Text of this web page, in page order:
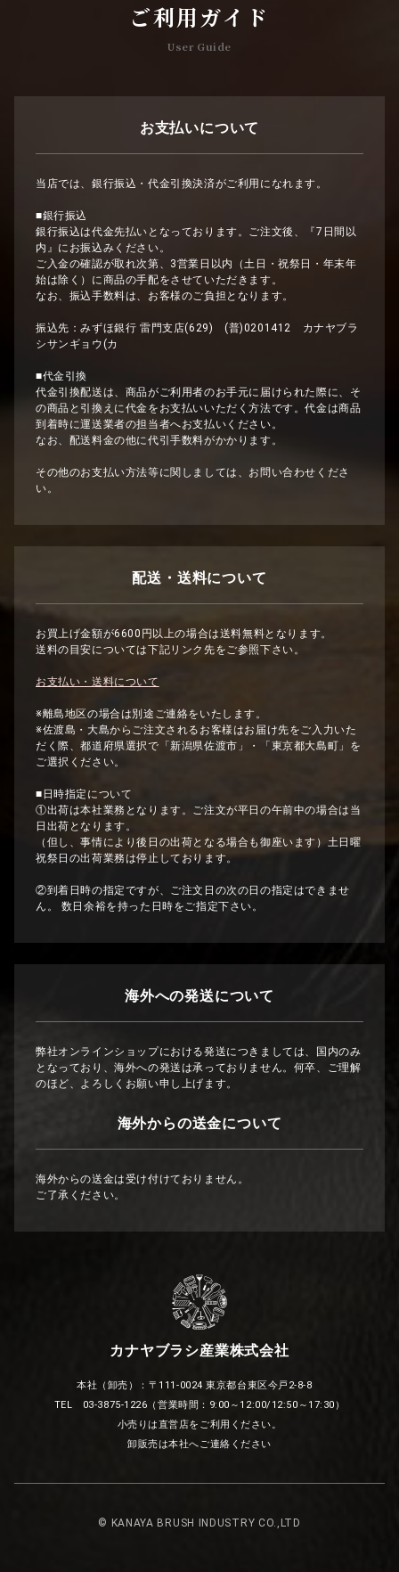
ご利用ガイド
User Guide
お支払いについて
当店では、銀行振込・代金引換決済がご利用になれます。
■銀行振込
銀行振込は代金先払いとなっております。ご注文後、『7日間以
内』にお振込みください。
ご入金の確認が取れ次第、3営業日以内（土日・祝祭日・年末年
始は除く）に商品の手配をさせていただきます。
なお、振込手数料は、お客様のご負担となります。
振込先：みずほ銀行 雷門支店(629) (普)0201412 カナヤブラ
シサンギョウ(カ
■代金引換
代金引換配送は、商品がご利用者のお手元に届けられた際に、そ
の商品と引換えに代金をお支払いいただく方法です。代金は商品
到着時に運送業者の担当者へお支払いください。
なお、配送料金の他に代引手数料がかかります。
その他のお支払い方法等に関しましては、お問い合わせくださ
い。
配送・送料について
お買上げ金額が6600円以上の場合は送料無料となります。
送料の目安については下記リンク先をご参照下さい。
お支払い・送料について
※離島地区の場合は別途ご連絡をいたします。
※佐渡島・大島からご注文されるお客様はお届け先をご入力いた
だく際、都道府県選択で「新潟県佐渡市」・「東京都大島町」を
ご選択ください。
■日時指定について
①出荷は本社業務となります。ご注文が平日の午前中の場合は当
日出荷となります。
（但し、事情により後日の出荷となる場合も御座います）土日曜
祝祭日の出荷業務は停止しております。
②到着日時の指定ですが、ご注文日の次の日の指定はできませ
ん。 数日余裕を持った日時をご指定下さい。
海外への発送について
弊社オンラインショップにおける発送につきましては、国内のみ
となっており、海外への発送は承っておりません。何卒、ご理解
のほど、よろしくお願い申し上げます。
海外からの送金について
海外からの送金は受け付けておりません。
ご了承ください。
カナヤブラシ産業株式会社
本社（卸売）：〒111-0024 東京都台東区今戸2-8-8
TEL 03-3875-1226（営業時間：9:00～12:00/12:50～17:30）
小売りは直営店をご利用ください。
卸販売は本社へご連絡ください
© KANAYA BRUSH INDUSTRY CO.,LTD